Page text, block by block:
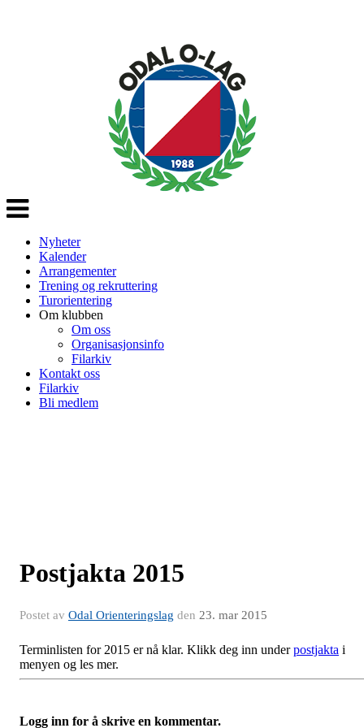
Veksle
navigasjon
Nyheter
Kalender
Arrangementer
Trening og rekruttering
Turorientering
Om klubben
Om oss
Organisasjonsinfo
Filarkiv
Kontakt oss
Filarkiv
Bli medlem
Postjakta 2015
Postet av Odal Orienteringslag den 23. mar 2015
Terminlisten for 2015 er nå klar. Klikk deg inn underpostjakta i
menyen og les mer.
Logg inn for å skrive en kommentar.